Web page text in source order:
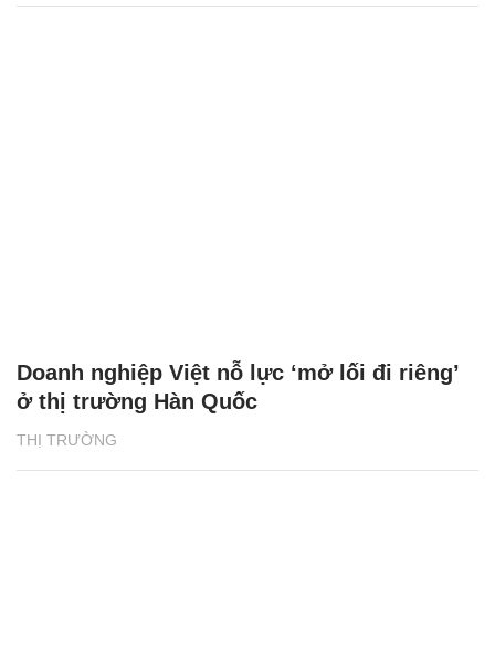
THỊ TRƯỜNG
Doanh nghiệp Việt nỗ lực ‘mở lối đi riêng’
ở thị trường Hàn Quốc